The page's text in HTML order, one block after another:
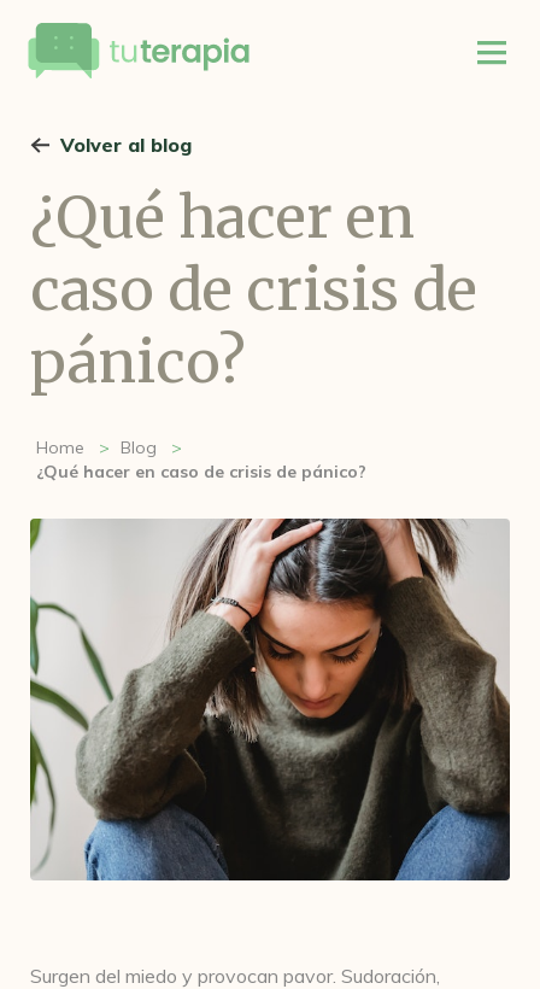
Volver al blog
¿Qué hacer en
caso de crisis de
pánico?
Home
Blog
¿Qué hacer en caso de crisis de pánico?
Surgen del miedo y provocan pavor. Sudoración,